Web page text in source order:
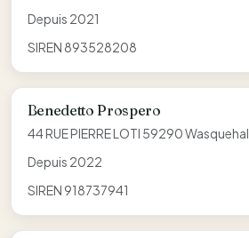
Depuis 2021
SIREN 893528208
Benedetto Prospero
44 RUE PIERRE LOTI 59290 Wasquehal
Depuis 2022
SIREN 918737941